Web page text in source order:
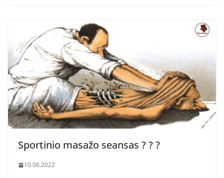
Sportinio masažo seansas ? ? ?
10.06.2022